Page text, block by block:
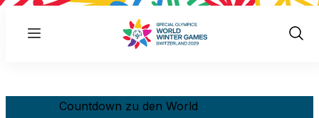
Menu
Show
Countdown zu den World